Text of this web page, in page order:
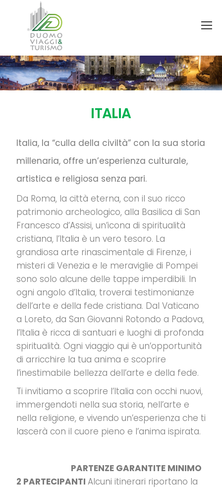
ITALIA
Italia, la “culla della civiltà” con la sua storia
millenaria, offre un’esperienza culturale,
artistica e religiosa senza pari.
Da Roma, la città eterna, con il suo ricco
patrimonio archeologico, alla Basilica di San
Francesco d’Assisi, un’icona di spiritualità
cristiana, l’Italia è un vero tesoro. La
grandiosa arte rinascimentale di Firenze, i
misteri di Venezia e le meraviglie di Pompei
sono solo alcune delle tappe imperdibili. In
ogni angolo d’Italia, troverai testimonianze
dell’arte e della fede cristiana. Dal Vaticano
a Loreto, da San Giovanni Rotondo a Padova,
l’Italia è ricca di santuari e luoghi di profonda
spiritualità. Ogni viaggio qui è un’opportunità
di arricchire la tua anima e scoprire
l’inestimabile bellezza dell’arte e della fede.
Ti invitiamo a scoprire l’Italia con occhi nuovi,
immergendoti nella sua storia, nell’arte e
nella religione, e vivendo un’esperienza che ti
lascerà con il cuore pieno e l’anima ispirata.
PARTENZE GARANTITE MINIMO
2 PARTECIPANTI Alcuni itinerari riportano la